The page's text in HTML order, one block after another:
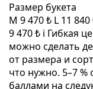
Размер букета
M 9 470 ₺ L 11 840
9 470 ₺ i Гибкая
можно сделать
от размера и
что нужно. 5–7 %
баллами на